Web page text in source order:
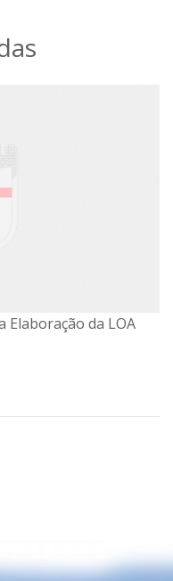
Elaboração da LOA
Elaboração da LOA